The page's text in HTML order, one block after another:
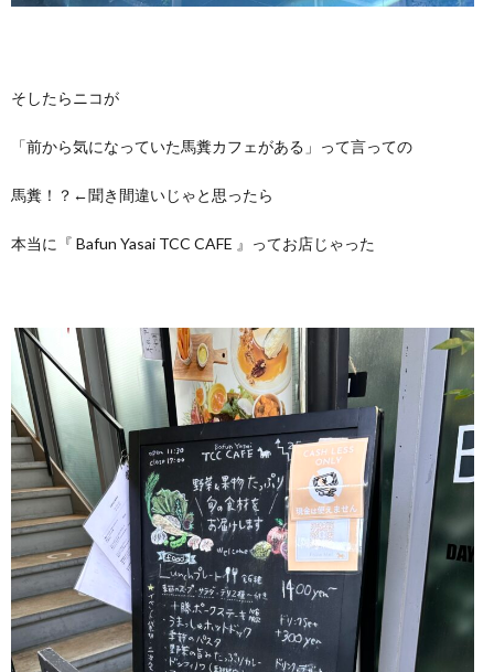
そしたらニコが
「前から気になっていた馬糞カフェがある」って言っての
馬糞！？←聞き間違いじゃと思ったら
本当に『 Bafun Yasai TCC CAFE 』ってお店じゃった